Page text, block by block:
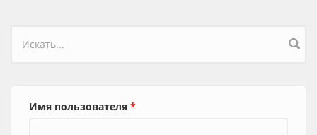
Форма поиска
Имя пользователя *